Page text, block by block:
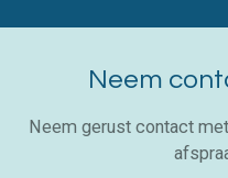
Neem
Neem gerust contact